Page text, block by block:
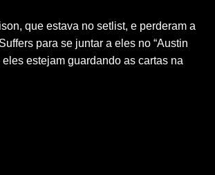
que estava no setlist, e perderam a
para se juntar a eles no “Austin
estejam guardando as cartas na